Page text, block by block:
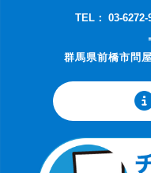
TEL： 03-6272-
群馬県前橋市問